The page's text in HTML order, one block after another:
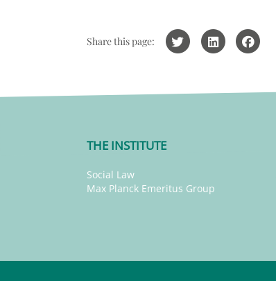
Share this page:
THE INSTITUTE
Social Law
Max Planck Emeritus Group